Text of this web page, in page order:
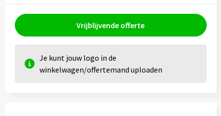
Vrijblijvende offerte
Je kunt jouw logo in de
winkelwagen/offertemand uploaden